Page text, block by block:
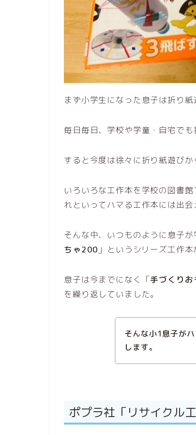
まず小学生になった息子は折り紙
毎日毎日、学校や学童・自宅でも
すると今度は徐々に折り紙遊びか
いろいろな工作本を学校の図書
れといってハマる工作本には出会
そんな中、いつものように息子
ちゃ200 」というシリーズ工作
息子は今までになく「手づくり
を繰り返していました。
そんな小1息子が
します。
ポプラ社「リサイクル